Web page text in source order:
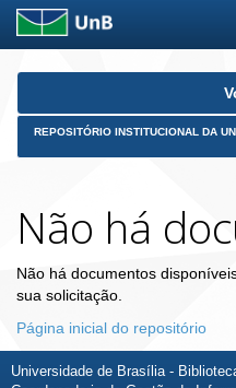
Skip
REPOSITÓRIO INSTITUCIONAL DA
Não há
Não há documentos
sua solicitação.
Página inicial do repositório
Universidade de Brasília -